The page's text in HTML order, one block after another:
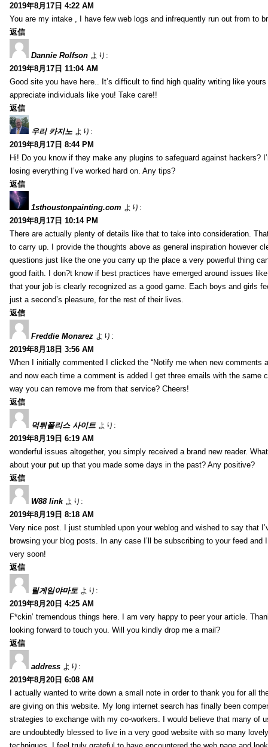
2019年8月17日 4:22 AM
You are my intake , I have few web logs and infrequently run out from to
返信
Dannie Rolfson より:
2019年8月17日 11:04 AM
Good site you have here.. It’s difficult to find high quality writing like
appreciate individuals like you! Take care!!
返信
우리 카지노 より:
2019年8月17日 8:44 PM
Hi! Do you know if they make any plugins to safeguard against hackers?
losing everything I’ve worked hard on. Any tips?
返信
1sthoustonpainting.com より:
2019年8月17日 10:14 PM
There are actually plenty of details like that to take into consideration.
to carry up. I provide the thoughts above as general inspiration however
questions just like the one you carry up the place a very powerful thing
good faith. I don?t know if best practices have emerged around issues
that your job is clearly recognized as a good game. Each boys and girls
just a second’s pleasure, for the rest of their lives.
返信
Freddie Monarez より:
2019年8月18日 3:56 AM
When I initially commented I clicked the “Notify me when new comments
and now each time a comment is added I get three emails with the same
way you can remove me from that service? Cheers!
返信
먹튀폴리스 사이트 より:
2019年8月19日 6:19 AM
wonderful issues altogether, you simply received a brand new reader.
about your put up that you made some days in the past? Any positive?
返信
W88 link より:
2019年8月19日 8:18 AM
Very nice post. I just stumbled upon your weblog and wished to say that
browsing your blog posts. In any case I’ll be subscribing to your feed and
very soon!
返信
릴게임야마토 より:
2019年8月20日 4:25 AM
F*ckin’ tremendous things here. I am very happy to peer your article.
looking forward to touch you. Will you kindly drop me a mail?
返信
address より:
2019年8月20日 6:08 AM
I actually wanted to write down a small note in order to thank you for all
are giving on this website. My long internet search has finally been
strategies to exchange with my co-workers. I would believe that many of
are undoubtedly blessed to live in a very good website with so many
techniques. I feel truly grateful to have encountered the web page and